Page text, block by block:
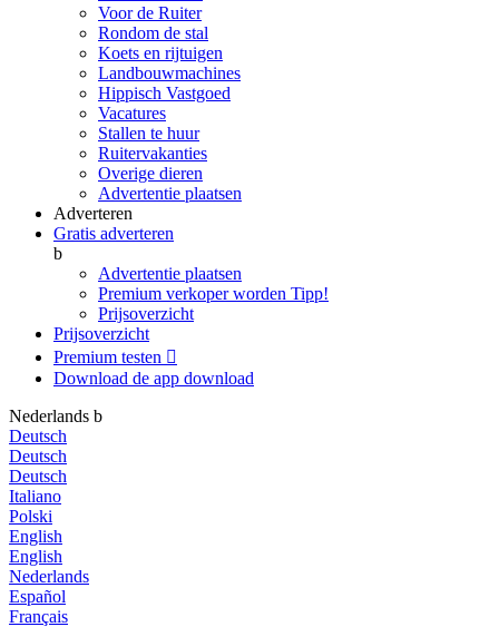
Voor de Ruiter
Rondom de stal
Koets en rijtuigen
Landbouwmachines
Hippisch Vastgoed
Vacatures
Stallen te huur
Ruitervakanties
Overige dieren
Advertentie plaatsen
Adverteren
Gratis adverteren
b
Advertentie plaatsen
Premium verkoper worden Tipp!
Prijsoverzicht
Prijsoverzicht
Premium testen 
Download de app download
Nederlands b
Deutsch
Deutsch
Deutsch
Italiano
Polski
English
English
Nederlands
Español
Français